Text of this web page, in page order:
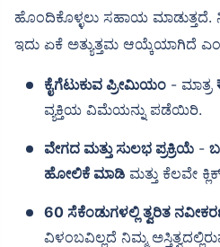
ಹೊಂದಿಕೊಳ್ಳಲು ಸಹಾಯ ಮಾಡುತ್ತದೆ.
ಇದು ಏಕೆ ಅತ್ಯುತ್ತಮ ಆಯ್ಕೆಯಾಗಿದೆ
ಕೈಗೆಟುಕುವ ಪ್ರೀಮಿಯಂ - ಮಾತ್ರ
ವ್ಯಕ್ತಿಯ ವಿಮೆಯನ್ನು ಪಡೆಯಿರಿ.
ವೇಗದ ಮತ್ತು ಸುಲಭ ಪ್ರಕ್ರಿಯೆ -
ಹೋಲಿಕೆ ಮಾಡಿ ಮತ್ತು ಕೆಲವೇ
60 ಸೆಕೆಂಡುಗಳಲ್ಲಿ ತ್ವರಿತ
ವಿಳಂಬವಿಲ್ಲದೆ ನಿಮ್ಮ